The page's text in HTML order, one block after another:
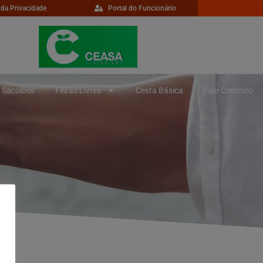
Privacidade Portal do Funcionário
Sacolões Feiras Livres Cesta Básica Fale Conosco